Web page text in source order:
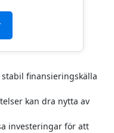
finansieringskälla
kan dra nytta av
investeringar för att